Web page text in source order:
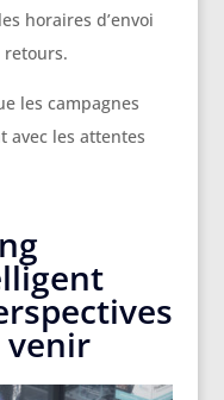
horaires d’envoi
retours.
les campagnes
avec les attentes
venir